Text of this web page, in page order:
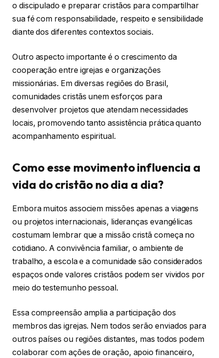
o discipulado e preparar cristãos para compartilhar
sua fé com responsabilidade, respeito e sensibilidade
diante dos diferentes contextos sociais.
Outro aspecto importante é o crescimento da
cooperação entre igrejas e organizações
missionárias. Em diversas regiões do Brasil,
comunidades cristãs unem esforços para
desenvolver projetos que atendam necessidades
locais, promovendo tanto assistência prática quanto
acompanhamento espiritual.
Como esse movimento influencia a
vida do cristão no dia a dia?
Embora muitos associem missões apenas a viagens
ou projetos internacionais, lideranças evangélicas
costumam lembrar que a missão cristã começa no
cotidiano. A convivência familiar, o ambiente de
trabalho, a escola e a comunidade são considerados
espaços onde valores cristãos podem ser vividos por
meio do testemunho pessoal.
Essa compreensão amplia a participação dos
membros das igrejas. Nem todos serão enviados para
outros países ou regiões distantes, mas todos podem
colaborar com ações de oração, apoio financeiro,